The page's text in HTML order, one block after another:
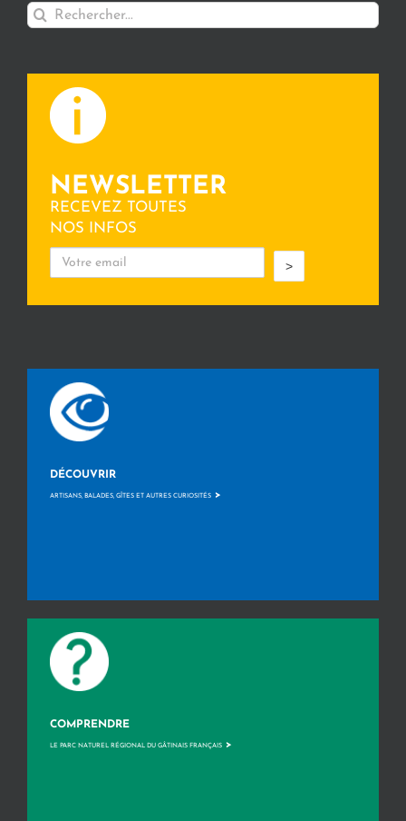
Rechercher:
NEWSLETTER
RECEVEZ TOUTES
NOS INFOS
>
DÉCOUVRIR
ARTISANS, BALADES, GÎTES ET AUTRES CURIOSITÉS >
COMPRENDRE
LE PARC NATUREL RÉGIONAL DU GÂTINAIS FRANÇAIS >